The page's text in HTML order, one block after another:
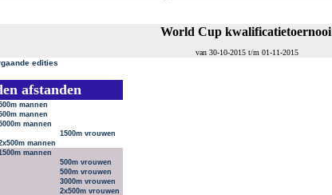
World Cup kwalificatietoernooi
van 30-10-2015 t/m 01-11-2015
edities
afstanden
mannen
mannen
mannen
1500m vrouwen
mannen
mannen
500m vrouwen
500m vrouwen
3000m vrouwen
2x500m vrouwen